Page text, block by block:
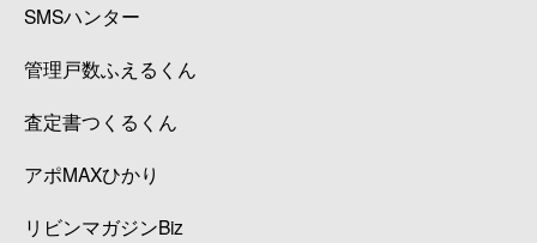
SMSハンター
管理戸数ふえるくん
査定書つくるくん
アポMAXひかり
リビンマガジンBiz